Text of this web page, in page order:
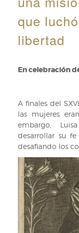
que
libertad
En celebración
A finales del
las mujeres
embargo,
desarrollar su
desafiando los